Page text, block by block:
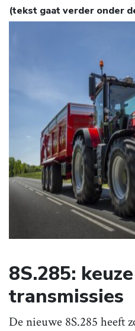
(tekst gaat verder onder
8S.285:
transmissies
De nieuwe 8S.285 heeft